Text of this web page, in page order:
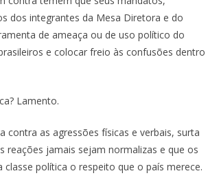
dos integrantes da Mesa Diretora e do
de ameaça ou de uso político do
e colocar freio às confusões dentro
Lamento.
contra as agressões físicas e verbais, surta
reações jamais sejam normalizas e que os
política o respeito que o país merece.